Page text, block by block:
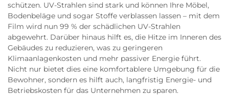
schützen. UV-Strahlen sind stark und können Ihre Möbel,
Bodenbeläge und sogar Stoffe verblassen lassen – mit dem
Film wird nun 99 % der schädlichen UV-Strahlen
abgewehrt. Darüber hinaus hilft es, die Hitze im Inneren des
Gebäudes zu reduzieren, was zu geringeren
Klimaanlagenkosten und mehr passiver Energie führt.
Nicht nur bietet dies eine komfortablere Umgebung für die
Bewohner, sondern es hilft auch, langfristig Energie- und
Betriebskosten für das Unternehmen zu sparen.